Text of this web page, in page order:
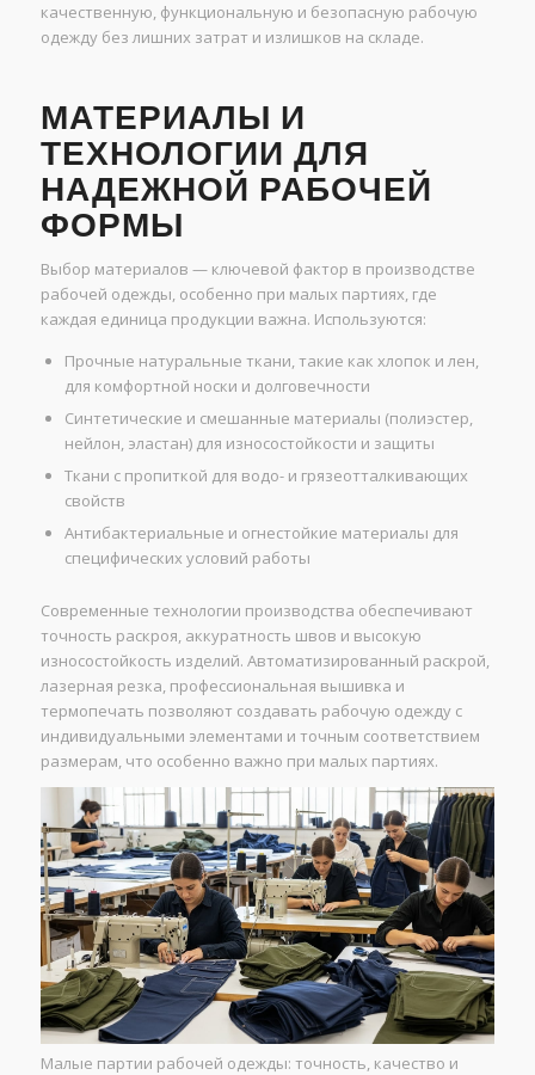
качественную, функциональную и безопасную рабочую
одежду без лишних затрат и излишков на складе.
МАТЕРИАЛЫ И
ТЕХНОЛОГИИ ДЛЯ
НАДЕЖНОЙ РАБОЧЕЙ
ФОРМЫ
Выбор материалов — ключевой фактор в производстве
рабочей одежды, особенно при малых партиях, где
каждая единица продукции важна. Используются:
Прочные натуральные ткани, такие как хлопок и лен,
для комфортной носки и долговечности
Синтетические и смешанные материалы (полиэстер,
нейлон, эластан) для износостойкости и защиты
Ткани с пропиткой для водо- и грязеотталкивающих
свойств
Антибактериальные и огнестойкие материалы для
специфических условий работы
Современные технологии производства обеспечивают
точность раскроя, аккуратность швов и высокую
износостойкость изделий. Автоматизированный раскрой,
лазерная резка, профессиональная вышивка и
термопечать позволяют создавать рабочую одежду с
индивидуальными элементами и точным соответствием
размерам, что особенно важно при малых партиях.
Малые партии рабочей одежды: точность, качество и